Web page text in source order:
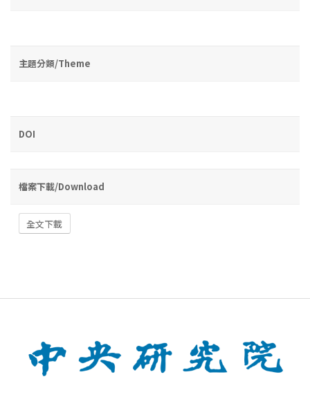
主題分類/Theme
DOI
檔案下載/Download
全文下載